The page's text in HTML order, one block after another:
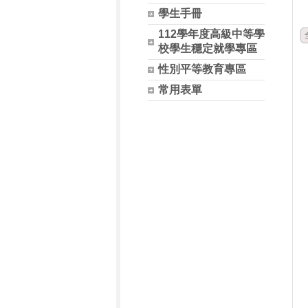
學生手冊
112學年度高級中等學
校學生穩定就學專區
性別平等教育專區
常用表單